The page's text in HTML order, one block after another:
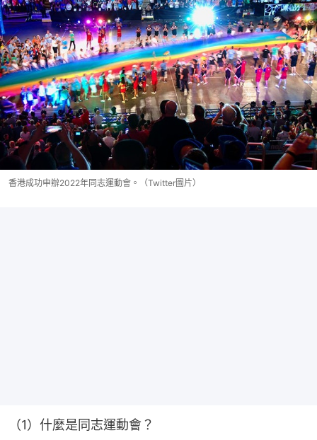
香港成功申辦2022年同志運動會。（Twitter圖片）
（1）什麼是同志運動會？